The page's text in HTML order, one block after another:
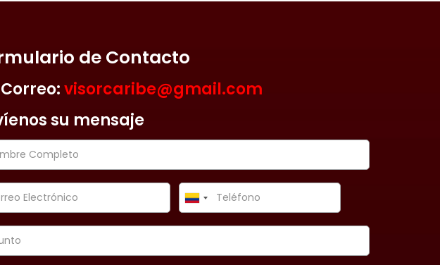
de Contacto
Correo:visorcaribe@gmail.com
su mensaje